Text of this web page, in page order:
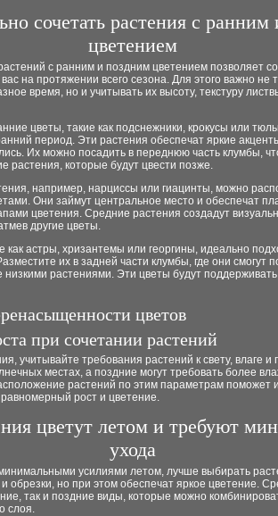
сочетать растения с
цветением
с ранним и поздним цветением позволяет
на протяжении всего сезона. Для этого важно не
время, но и учитывать их высоту, текстуру
цветы, такие как подснежники, крокусы или
период. Эти растения обеспечат яркие
Их можно посадить в переднюю часть клумбы,
растения, которые будут цвести позже.
например, нарциссы или гиацинты, можно
Они займут центральное место и обеспечат
цветения. Средние растения создадут
другие цветы.
как астры, хризантемы или георгины, идеально
их в задней части клумбы, где они смогут
низкими растениями. Эти цветы будут
цветов
при сочетании растений
учитывайте требования растений к свету, влаге и
местах, а поздние могут требовать более
растений по этим параметрам поможет
рост и цветение.
цветут летом и требуют
ухода
усилиями летом, лучше выбирать
обрезки, но при этом обеспечат яркое цветение.
так и поздние виды, которые можно
слоя.